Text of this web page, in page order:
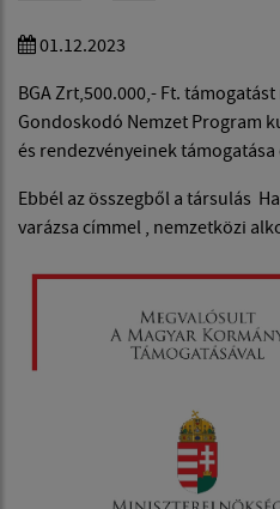
01.12.2023
BGA Zrt,500.000,- Ft.
Gondoskodó Nemzet Program
és rendezvényeinek
Ebbél az összegből a társulás
varázsa címmel , nemzetközi